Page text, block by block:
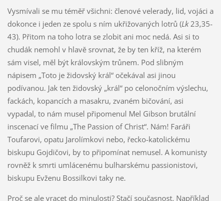
Vysmívali se mu téměř všichni: členové velerady, lid, vojáci a
dokonce i jeden ze spolu s ním ukřižovaných lotrů (Lk23,35-
43). Přitom na toho lotra se zlobit ani moc nedá. Asi si to
chudák nemohl v hlavě srovnat, že by ten kříž, na kterém
sám visel, měl být královským trůnem. Pod slibným
nápisem „Toto je židovský král“ očekával asi jinou
podívanou. Jak ten židovský „král“ po celonočním výslechu,
fackách, kopancích a masakru, zvaném bičování, asi
vypadal, to nám musel připomenul Mel Gibson brutální
inscenací ve filmu „The Passion of Christ“. Nám! Faráři
Toufarovi, opatu Jarolímkovi nebo, řecko-katolickému
biskupu Gojdičovi, by to připomínat nemusel. A komunisty
rovněž k smrti umlácenému bulharskému passionistovi,
biskupu Evženu Bossilkovi taky ne.
Proč se ale vracet do minulosti? Stačí současnost. Například